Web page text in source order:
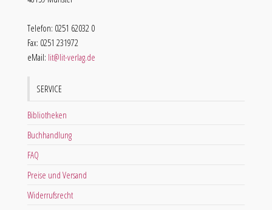
Telefon: 0251 62032 0
Fax: 0251 231972
eMail: lit@lit-verlag.de
SERVICE
Bibliotheken
Buchhandlung
FAQ
Preise und Versand
Widerrufsrecht